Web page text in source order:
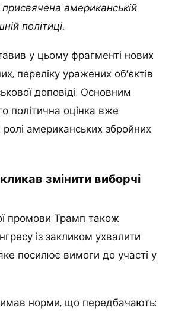
американській
політиці.
у цьому фрагменті нових
переліку уражених об’єктів
доповіді. Основним
політична оцінка вже
ролі американських збройних
змінити виборчі
промови Трамп також
із закликом ухвалити
посилює вимоги до участі у
норми, що передбачають: